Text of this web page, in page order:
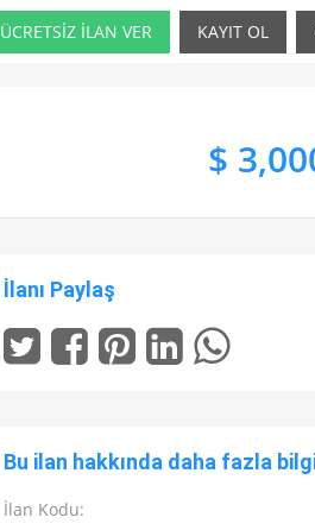
ÜCRETSİZ İLAN VER KAYIT OL
$
İlanı Paylaş
Bu ilan hakkında daha fazla
İlan Kodu: